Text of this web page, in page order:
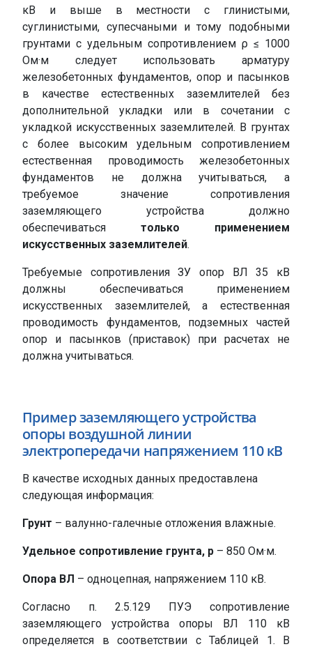
кВ и выше в местности с глинистыми,
суглинистыми, супесчаными и тому подобными
грунтами с удельным сопротивлением ρ ≤ 1000
Ом·м следует использовать арматуру
железобетонных фундаментов, опор и пасынков
в качестве естественных заземлителей без
дополнительной укладки или в сочетании с
укладкой искусственных заземлителей. В грунтах
с более высоким удельным сопротивлением
естественная проводимость железобетонных
фундаментов не должна учитываться, а
требуемое значение сопротивления
заземляющего устройства должно
обеспечиваться только применением
искусственных заземлителей.
Требуемые сопротивления ЗУ опор ВЛ 35 кВ
должны обеспечиваться применением
искусственных заземлителей, а естественная
проводимость фундаментов, подземных частей
опор и пасынков (приставок) при расчетах не
должна учитываться.
Пример заземляющего устройства
опоры воздушной линии
электропередачи напряжением 110 кВ
В качестве исходных данных предоставлена
следующая информация:
Грунт – валунно-галечные отложения влажные.
Удельное сопротивление грунта, р – 850 Ом·м.
Опора ВЛ – одноцепная, напряжением 110 кВ.
Согласно п. 2.5.129 ПУЭ сопротивление
заземляющего устройства опоры ВЛ 110 кВ
определяется в соответствии с Таблицей 1. В